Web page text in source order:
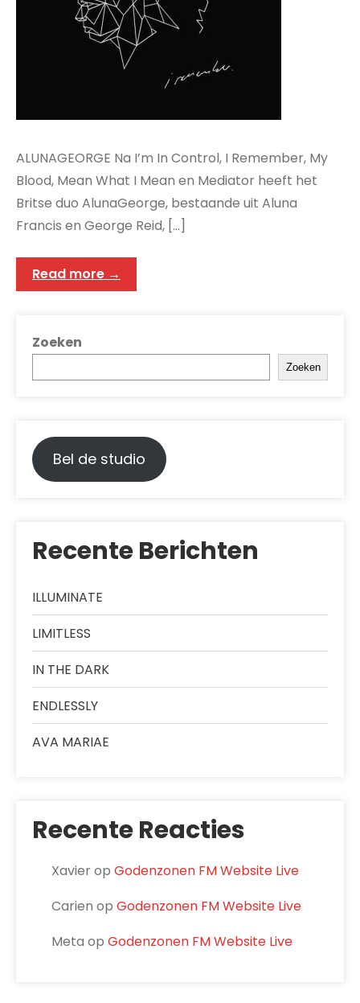
ALUNAGEORGE Na I’m In Control, I Remember, My
Blood, Mean What I Mean en Mediator heeft het
Britse duo AlunaGeorge, bestaande uit Aluna
Francis en George Reid, […]
Read more →
Zoeken
Zoeken
Bel de studio
Recente Berichten
ILLUMINATE
LIMITLESS
IN THE DARK
ENDLESSLY
AVA MARIAE
Recente Reacties
Xavierop Godenzonen FM Website Live
Carien op Godenzonen FM Website Live
Meta op Godenzonen FM Website Live